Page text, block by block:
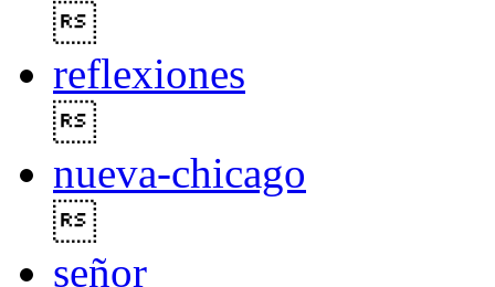
reflexiones
nueva-chicago
señor